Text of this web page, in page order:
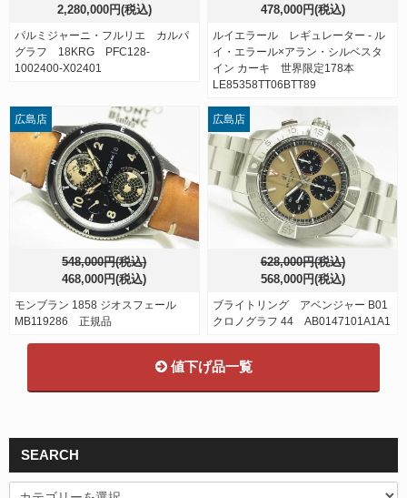
2,280,000円(税込)
パルミジャーニ・フルリエ カルパ
グラフ 18KRG PFC128-
1002400-X02401
478,000円(税込)
ルイエラール レギュレーター - ル
イ・エラール×アラン・シルベスタ
イン カーキ 世界限定178本
LE85358TT06BTT89
548,000円(税込)
468,000円(税込)
モンブラン 1858 ジオスフェール
MB119286 正規品
広島店
628,000円(税込)
568,000円(税込)
ブライトリング アベンジャー B01
クロノグラフ 44 AB0147101A1A1
広島店
値下げ品一覧
SEARCH